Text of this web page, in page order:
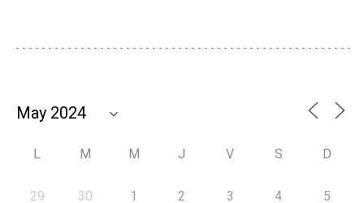
L M M J V S D
29 30 1 2 3 4 5